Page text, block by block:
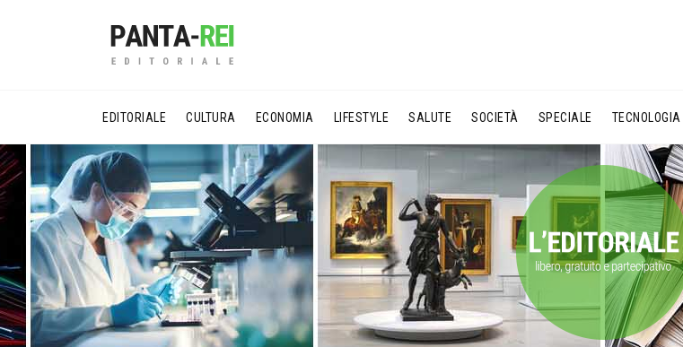
EDITORIALE CULTURA ECONOMIA LIFESTYLE SALUTE SOCIETÀ SPECIALE TECNOLOGIA